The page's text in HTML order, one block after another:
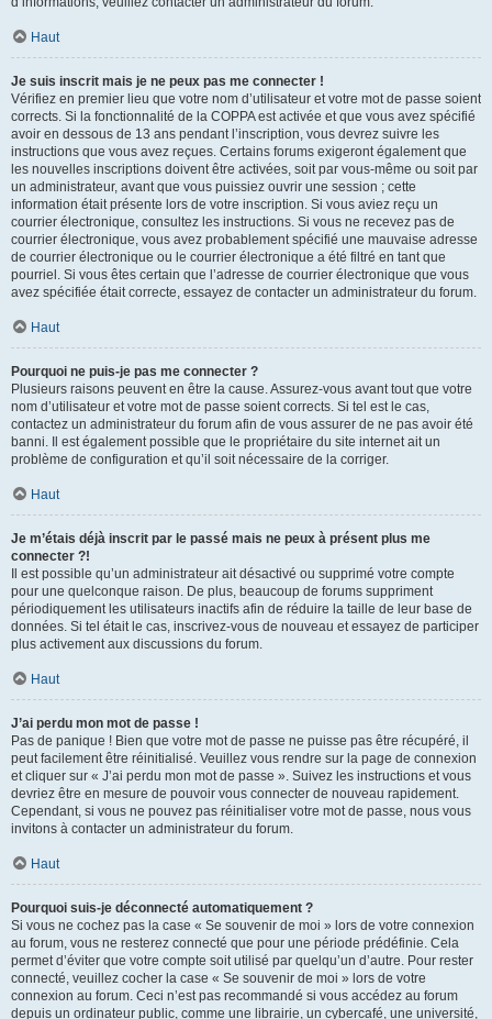
Haut
Je suis inscrit mais je ne peux pas me connecter !
Vérifiez en premier lieu que votre nom d’utilisateur et votre mot de passe soient
corrects. Si la fonctionnalité de la COPPA est activée et que vous avez spécifié
avoir en dessous de 13 ans pendant l’inscription, vous devrez suivre les
instructions que vous avez reçues. Certains forums exigeront également que
les nouvelles inscriptions doivent être activées, soit par vous-même ou soit par
un administrateur, avant que vous puissiez ouvrir une session ; cette
information était présente lors de votre inscription. Si vous aviez reçu un
courrier électronique, consultez les instructions. Si vous ne recevez pas de
courrier électronique, vous avez probablement spécifié une mauvaise adresse
de courrier électronique ou le courrier électronique a été filtré en tant que
pourriel. Si vous êtes certain que l’adresse de courrier électronique que vous
avez spécifiée était correcte, essayez de contacter un administrateur du forum.
Haut
Pourquoi ne puis-je pas me connecter ?
Plusieurs raisons peuvent en être la cause. Assurez-vous avant tout que votre
nom d’utilisateur et votre mot de passe soient corrects. Si tel est le cas,
contactez un administrateur du forum afin de vous assurer de ne pas avoir été
banni. Il est également possible que le propriétaire du site internet ait un
problème de configuration et qu’il soit nécessaire de la corriger.
Haut
Je m’étais déjà inscrit par le passé mais ne peux à présent plus me
connecter ?!
Il est possible qu’un administrateur ait désactivé ou supprimé votre compte
pour une quelconque raison. De plus, beaucoup de forums suppriment
périodiquement les utilisateurs inactifs afin de réduire la taille de leur base de
données. Si tel était le cas, inscrivez-vous de nouveau et essayez de participer
plus activement aux discussions du forum.
Haut
J’ai perdu mon mot de passe !
Pas de panique ! Bien que votre mot de passe ne puisse pas être récupéré, il
peut facilement être réinitialisé. Veuillez vous rendre sur la page de connexion
et cliquer sur « J’ai perdu mon mot de passe ». Suivez les instructions et vous
devriez être en mesure de pouvoir vous connecter de nouveau rapidement.
Cependant, si vous ne pouvez pas réinitialiser votre mot de passe, nous vous
invitons à contacter un administrateur du forum.
Haut
Pourquoi suis-je déconnecté automatiquement ?
Si vous ne cochez pas la case « Se souvenir de moi » lors de votre connexion
au forum, vous ne resterez connecté que pour une période prédéfinie. Cela
permet d’éviter que votre compte soit utilisé par quelqu’un d’autre. Pour rester
connecté, veuillez cocher la case « Se souvenir de moi » lors de votre
connexion au forum. Ceci n’est pas recommandé si vous accédez au forum
depuis un ordinateur public, comme une librairie, un cybercafé, une université,